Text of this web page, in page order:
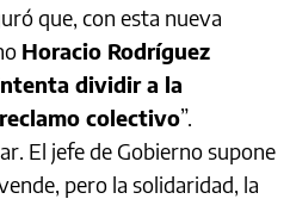
que, con esta nueva
Horacio Rodríguez
dividir a la
colectivo”.
El jefe de Gobierno supone
pero la solidaridad, la